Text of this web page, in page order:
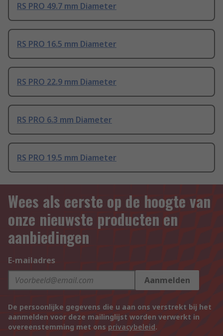
RS PRO 49.7 mm Diameter
RS PRO 16.5 mm Diameter
RS PRO 22.9 mm Diameter
RS PRO 6.3 mm Diameter
RS PRO 19.5 mm Diameter
Wees als eerste op de hoogte van
onze nieuwste producten en
aanbiedingen
E-mailadres
Aanmelden
De persoonlijke gegevens die u aan ons verstrekt bij het
aanmelden voor deze mailinglijst worden verwerkt in
overeenstemming met ons privacybeleid.